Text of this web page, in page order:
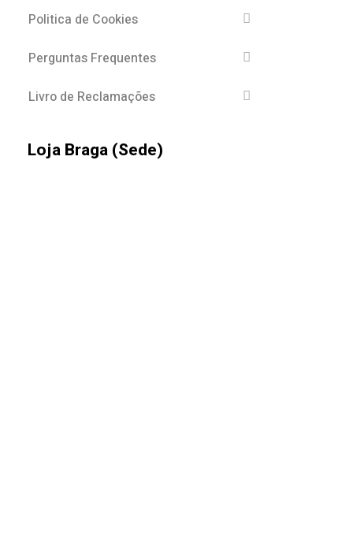
Politica de Cookies
Perguntas Frequentes
Livro de Reclamações
Loja Braga (Sede)